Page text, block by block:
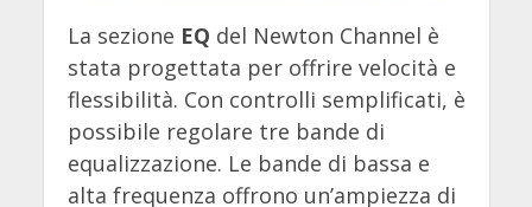
La sezione EQ del Newton Channel è
stata progettata per offrire velocità e
flessibilità. Con controlli semplificati, è
possibile regolare tre bande di
equalizzazione. Le bande di bassa e
alta frequenza offrono un’ampiezza di